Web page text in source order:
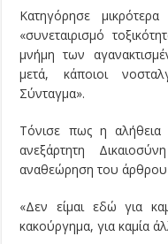
Κατηγόρησε
«συνεταιρισμό
μνήμη των
μετά, κάποιοι
Σύνταγμα».
Τόνισε πως η
ανεξάρτητη
αναθεώρηση του άρθρου
«Δεν είμαι εδώ για
κακούργημα, για καμία